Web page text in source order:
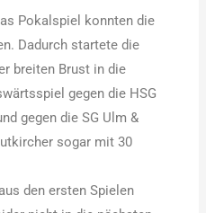
Pokalspiel konnten die
Dadurch startete die
breiten Brust in die
gegen die HSG
gegen die SG Ulm &
sogar mit 30
den ersten Spielen